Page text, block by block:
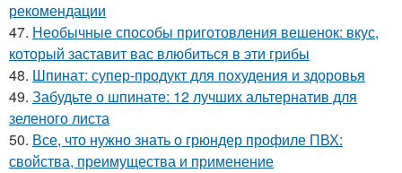
рекомендации
47. Необычные способы приготовления вешенок: вкус,
который заставит вас влюбиться в эти грибы
48. Шпинат: супер-продукт для похудения и здоровья
49. Забудьте о шпинате: 12 лучших альтернатив для
зеленого листа
50. Все, что нужно знать о грюндер профиле ПВХ:
свойства, преимущества и применение